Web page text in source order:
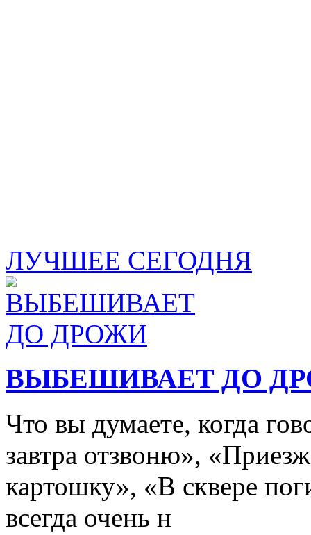
ЛУЧШЕЕ СЕГОДНЯ
ВЫБЕШИВАЕТ ДО
Что вы думаете, когда
завтра отзвоню»,
картошку», «В сквере
всегда очень н